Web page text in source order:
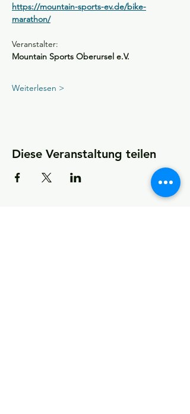
https://mountain-sports-ev.de/bike-
marathon/
Veranstalter:
Mountain Sports Oberursel e.V.
Weiterlesen >
Diese Veranstaltung teilen